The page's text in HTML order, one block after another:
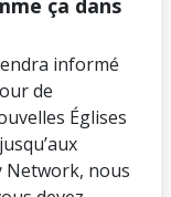
ça dans
informé
de
Églises
Network, nous